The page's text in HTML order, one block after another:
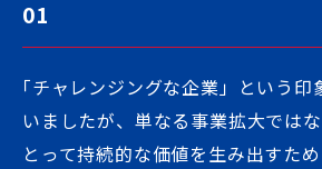
01
「チャレンジングな企業」という
いましたが、単なる事業拡大では
とって持続的な価値を生み出すた